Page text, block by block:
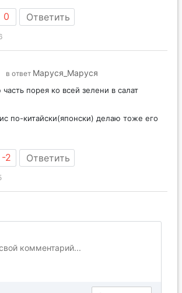
0 Ответить
в ответ Маруся_Маруся
порея ко всей зелени в салат
по-китайски(японски) делаю тоже его
-2 Ответить